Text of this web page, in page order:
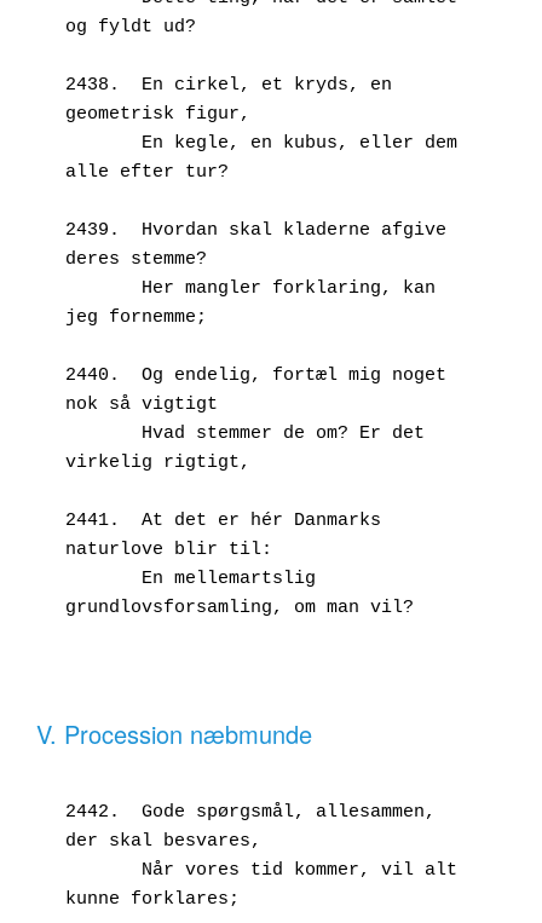
og fyldt ud?
2438.  En cirkel, et kryds, en
geometrisk figur,
alle efter tur?
2439.  Hvordan skal kladerne afgive
deres stemme?
jeg fornemme;
2440.  Og endelig, fortæl mig noget
nok så vigtigt
virkelig rigtigt,
2441.  At det er hér Danmarks
naturlove blir til:
grundlovsforsamling, om man vil?
V. Procession næbmunde
2442.  Gode spørgsmål, allesammen,
der skal besvares,
kunne forklares;